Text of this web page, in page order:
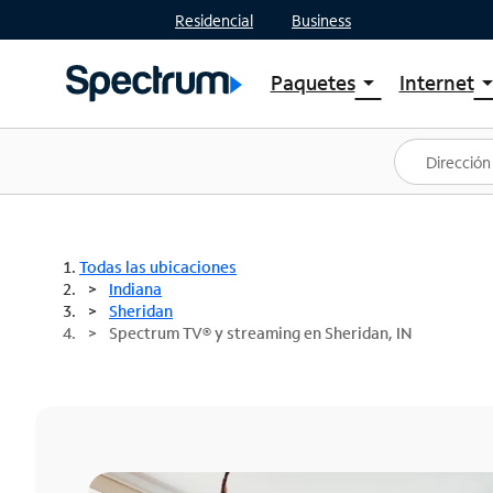
Residencial Business
Paquetesarrow_drop_down
Ver paquetes
Spectrum One
Mejores ofertas
Internetarrow_drop_down
Planes
Todas las ubicaciones
Indiana
Sheridan
Spectrum TV® y streaming en Sheridan, IN